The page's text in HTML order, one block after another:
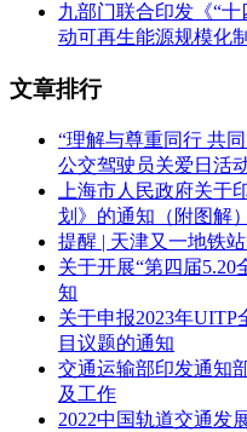
九部门联合印发《“
动可再生能源规模化
文章排行
“理解与尊重同行 共
公交驾驶员关爱日活
上海市人民政府关于
划》的通知（附图解）
提醒 | 天津又一地铁站
关于开展“第四届5.20
知
关于申报2023年
目议题的通知
交通运输部印发通知
及工作
2022中国轨道交通发